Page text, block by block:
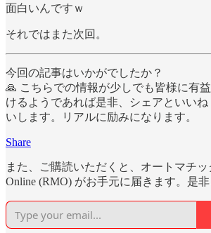
面白いんですｗ
それではまた次回。
今回の記事はいかがでしたか？
🙏 こちらでの情報が少しでも皆様に有
けるようであれば是非、シェアといい
いします。リアルに励みになります。
Share
また、ご購読いただくと、オートマチッ
Online (RMO) がお手元に届きます。是